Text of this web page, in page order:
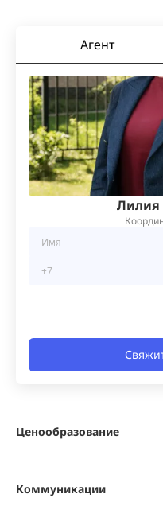
Ценообразование
Коммуникации
Агент
Лилия